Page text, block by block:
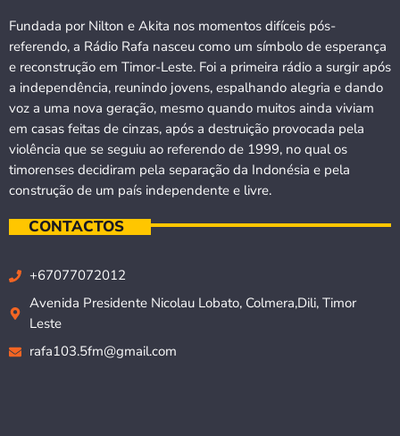
Fundada por Nilton e Akita nos momentos difíceis pós-
referendo, a Rádio Rafa nasceu como um símbolo de esperança
e reconstrução em Timor-Leste. Foi a primeira rádio a surgir após
a independência, reunindo jovens, espalhando alegria e dando
voz a uma nova geração, mesmo quando muitos ainda viviam
em casas feitas de cinzas, após a destruição provocada pela
violência que se seguiu ao referendo de 1999, no qual os
timorenses decidiram pela separação da Indonésia e pela
construção de um país independente e livre.
CONTACTOS
+67077072012
Avenida Presidente Nicolau Lobato, Colmera,Dili, Timor
Leste
rafa103.5fm@gmail.com